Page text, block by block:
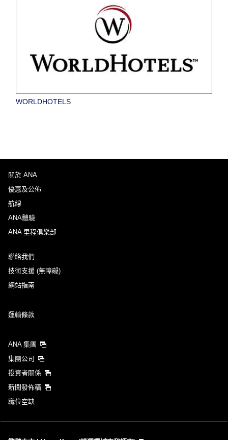
WORLDHOTELS
關於 ANA
優惠及公佈
航線
ANA體驗
ANA 里程俱樂部
聯絡我們
技術支援 (無障礙)
網站指南
運輸條款
ANA 集團
集團公司
投資者關係
新聞發佈稿
職位空缺